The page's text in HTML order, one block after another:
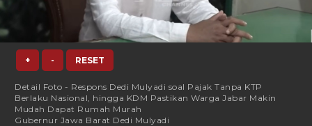
+ - RESET
Detail Foto - Respons Dedi Mulyadi soal Pajak Tanpa KTP
Berlaku Nasional, hingga KDM Pastikan Warga Jabar Makin
Mudah Dapat Rumah Murah
Gubernur Jawa Barat Dedi Mulyadi